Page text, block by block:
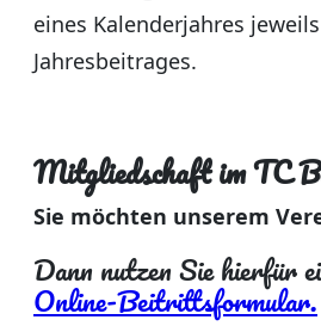
eines Kalenderjahres
Jahresbeitrages.
Mitgliedschaft im TC
Sie möchten unserem
Dann nutzen Sie hierfür
Online-Beitrittsformular.